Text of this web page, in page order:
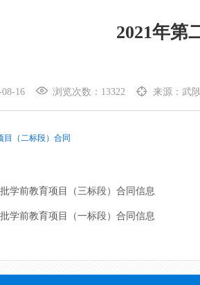
2021年第
08-16 浏览次数：13322 来源：武
目（二标段）合同
学前教育项目（三标段）合同信息
学前教育项目（一标段）合同信息